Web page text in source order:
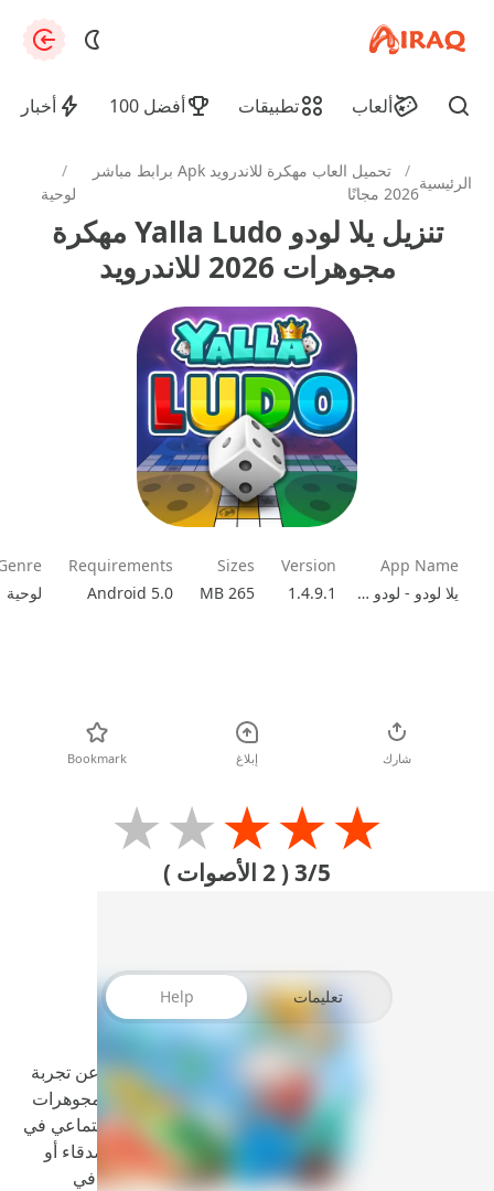
apkiraq.com
ألعاب تطبيقات أفضل 100 أخبار Find
الرئيسية
/
تحميل العاب مهكرة للاندرويد Apk برابط مباشر
2026 مجانًا
/
لوحية
تنزيل يلا لودو Yalla Ludo مهكرة
مجوهرات 2026 للاندرويد
App Name
يلا لودو - لودو & جاكارو
Version
1.4.9.1
Sizes
265 MB
Requirements
Android 5.0
لوحية
شارك إبلاغ Bookmark
★
★
★
★
★
3/5( 2 الأصوات )
تعليمات Help
إذا كنت من محبي الألعاب اللوحية الكلاسيكية وتبحث عن تجربة
تفاعلية حديثة على الهاتف، فإن تنزيل يلا لودو مهكرة مجوهرات
يمنحك تجربة ممتعة تجمع بين المنافسة والتواصل الاجتماعي في
آنٍ واحد. اللعبة تتيح لك لعب اللودو أو الدومينو مع الأصدقاء أو
مع لاعبين من مختلف أنحاء العالم، مع ميزات إضافية في